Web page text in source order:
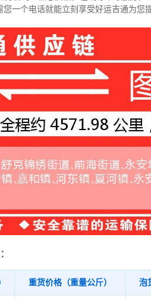
您一个电话就能立刻享受好运吉通为您
重货价格（重量公斤） 泡